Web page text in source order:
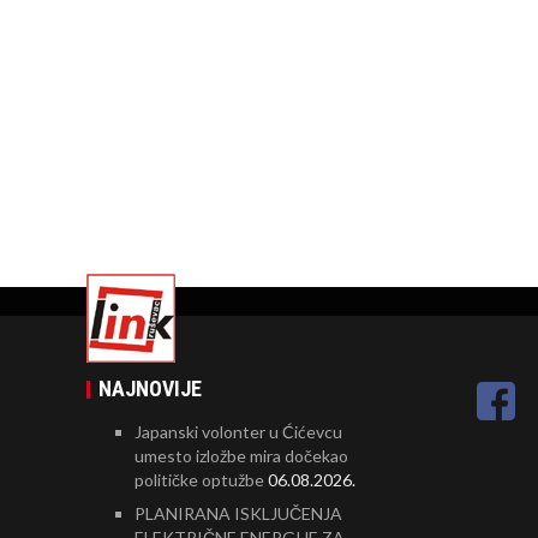
NAJNOVIJE
Japanski volonter u Ćićevcu
umesto izložbe mira dočekao
političke optužbe06.08.2026.
PLANIRANA ISKLJUČENJA